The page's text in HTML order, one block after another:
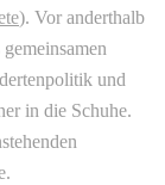
). Vor anderthalb
und
in die Schuhe.